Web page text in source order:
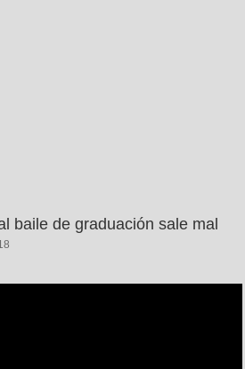
baile de graduación sale mal